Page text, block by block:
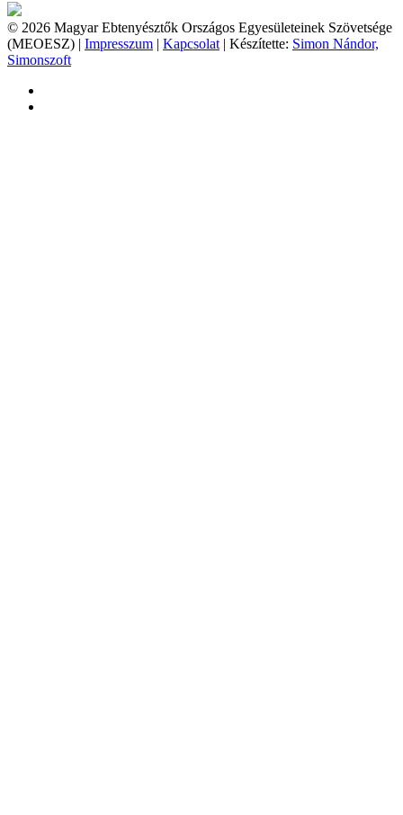
© 2026 Magyar Ebtenyésztők Országos Egyesületeinek Szövetsége
(MEOESZ) | Impresszum | Kapcsolat | Készítette: Simon Nándor,
Simonszoft